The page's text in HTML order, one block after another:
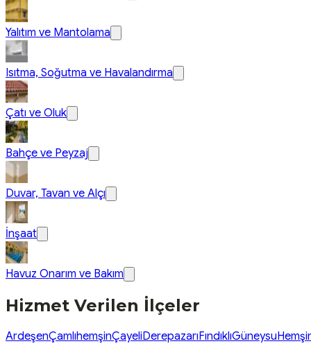
Yalıtım ve Mantolama
Isıtma, Soğutma ve Havalandırma
Çatı ve Oluk
Bahçe ve Peyzaj
Duvar, Tavan ve Alçı
İnşaat
Havuz Onarım ve Bakım
Hizmet Verilen İlçeler
ArdeşenÇamlıhemşinÇayeliDerepazarıFındıklıGüneysu